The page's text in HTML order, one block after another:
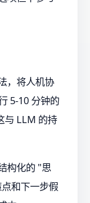
，将人机协
5-10 分钟的
与 LLM 的持
构化的 "思
和下一步假